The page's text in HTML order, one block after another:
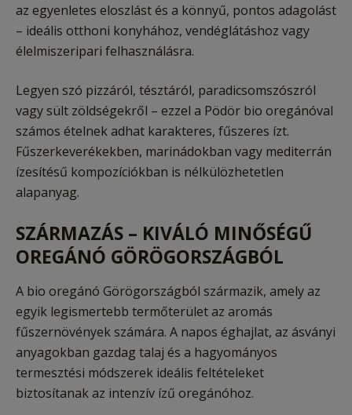
az egyenletes eloszlást és a könnyű, pontos adagolást
– ideális otthoni konyhához, vendéglátáshoz vagy
élelmiszeripari felhasználásra.
Legyen szó pizzáról, tésztáról, paradicsomszószról
vagy sült zöldségekről – ezzel a Pödör bio oregánóval
számos ételnek adhat karakteres, fűszeres ízt.
Fűszerkeverékekben, marinádokban vagy mediterrán
ízesítésű kompozíciókban is nélkülözhetetlen
alapanyag.
SZÁRMAZÁS – KIVÁLÓ MINŐSÉGŰ
OREGÁNÓ GÖRÖGORSZÁGBÓL
A bio oregánó Görögországból származik, amely az
egyik legismertebb termőterület az aromás
fűszernövények számára. A napos éghajlat, az ásványi
anyagokban gazdag talaj és a hagyományos
termesztési módszerek ideális feltételeket
biztosítanak az intenzív ízű oregánóhoz.